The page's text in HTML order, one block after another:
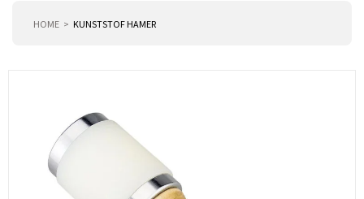
Verzending
Aanbiedingen
HOME KUNSTSTOF HAMER